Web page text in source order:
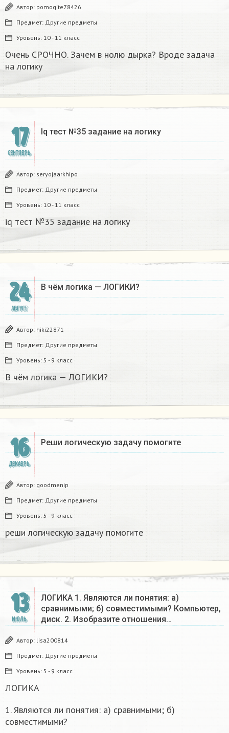
Автор: pomogite78426
Предмет: Другие предметы
Уровень: 10 - 11 класс
Очень СРОЧНО. Зачем в нолю дырка? Вроде задача
на логику
17
СЕНТЯБРЬ
Iq тест №35 задание на логику​
Автор: seryojaarkhipo
Предмет: Другие предметы
Уровень: 10 - 11 класс
iq тест №35 задание на логику​
24
АВГУСТ
В чём логика — ЛОГИКИ?​
Автор: hiki22871
Предмет: Другие предметы
Уровень: 5 - 9 класс
В чём логика — ЛОГИКИ?​
16
ДЕКАБРЬ
Реши логическую задачу помогите
Автор: goodmenip
Предмет: Другие предметы
Уровень: 5 - 9 класс
реши логическую задачу помогите
13
ИЮЛЬ
ЛОГИКА 1. Являются ли понятия: а)
сравнимыми; б) совместимыми? Компьютер,
диск. 2. Изобразите отношения…
Автор: lisa200814
Предмет: Другие предметы
Уровень: 5 - 9 класс
ЛОГИКА
1. Являются ли понятия: а) сравнимыми; б)
совместимыми?